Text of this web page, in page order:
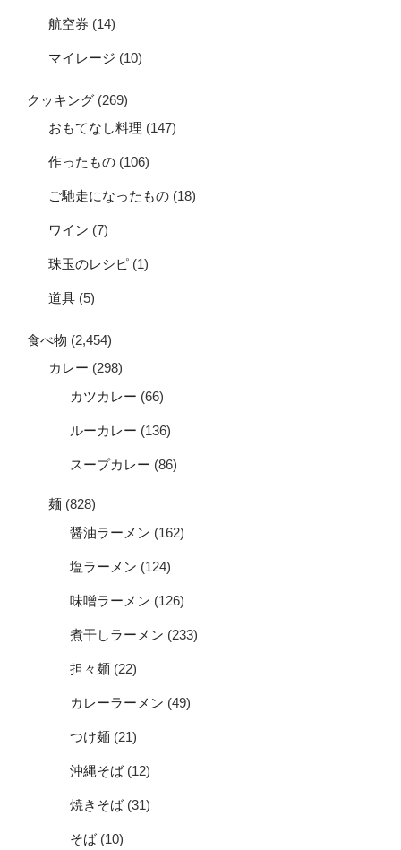
航空券 (14)
マイレージ (10)
クッキング (269)
おもてなし料理 (147)
作ったもの (106)
ご馳走になったもの (18)
ワイン (7)
珠玉のレシピ (1)
道具 (5)
食べ物 (2,454)
カレー (298)
カツカレー (66)
ルーカレー (136)
スープカレー (86)
麺 (828)
醤油ラーメン (162)
塩ラーメン (124)
味噌ラーメン (126)
煮干しラーメン (233)
担々麺 (22)
カレーラーメン (49)
つけ麺 (21)
沖縄そば(12)
焼きそば(31)
そば(10)